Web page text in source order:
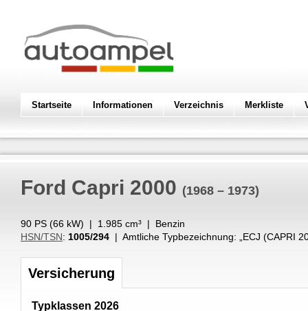
Startseite Informationen Verzeichnis Merkliste
Ford Capri 2000 (1968 – 1973)
90 PS (66 kW) | 1.985 cm³ | Benzin
HSN/TSN: 1005/294 | Amtliche Typbezeichnung: „ ECJ (CAPRI
Versicherung
Typklassen 2026